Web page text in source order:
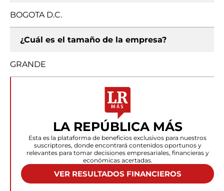
BOGOTA D.C.
¿Cuál es el tamaño de la empresa?
GRANDE
LA REPÚBLICA MÁS
Esta es la plataforma de beneficios exclusivos para nuestros
suscriptores, donde encontrará contenidos oportunos y
relevantes para tomar decisiones empresariales, financieras y
económicas acertadas.
VER RESULTADOS FINANCIEROS